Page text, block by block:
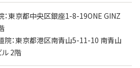
：東京都中央区銀座1-8-19ONE GINZ
院：東京都港区南青山5-11-10 南青山
2階